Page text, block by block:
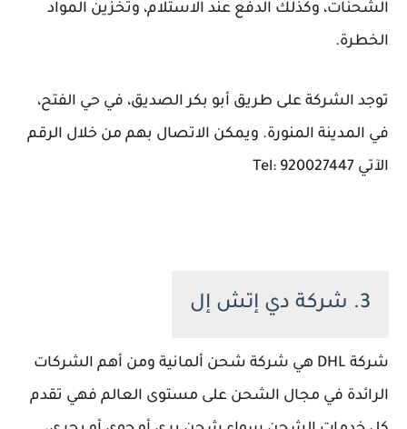
الشحنات، وكذلك الدفع عند الاستلام، وتخزين المواد
الخطرة.
توجد الشركة على طريق أبو بكر الصديق، في حي الفتح،
في المدينة المنورة. ويمكن الاتصال بهم من خلال الرقم
الآتي Tel: 920027447
3. شركة دي إتش إل
شركة DHL هي شركة شحن ألمانية ومن أهم الشركات
الرائدة في مجال الشحن على مستوى العالم فهي تقدم